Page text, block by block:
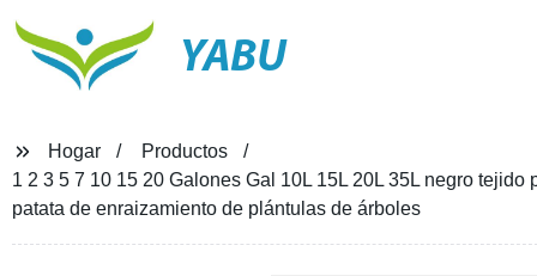
YABU
Hogar
Productos
1 2 3 5 7 10 15 20 Galones Gal 10L 15L 20L 35L negro
patata de enraizamiento de plántulas de árboles